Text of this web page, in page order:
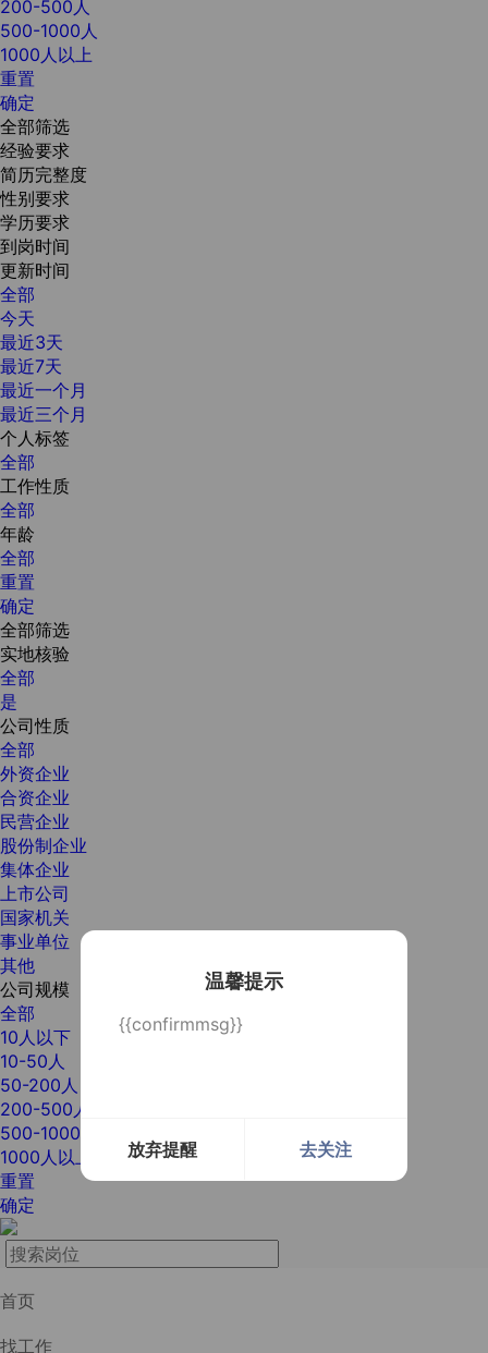
温馨提示
{{confirmmsg}}
放弃提醒 去关注
200-500人
500-1000人
1000人以上
重置
确定
全部筛选
经验要求
简历完整度
性别要求
学历要求
到岗时间
更新时间
全部
今天
最近3天
最近7天
最近一个月
最近三个月
个人标签
全部
工作性质
全部
年龄
全部
重置
确定
全部筛选
实地核验
全部
是
公司性质
全部
外资企业
合资企业
民营企业
股份制企业
集体企业
上市公司
国家机关
事业单位
其他
公司规模
全部
10人以下
10-50人
50-200人
200-500人
500-1000人
1000人以上
重置
确定
首页
找工作